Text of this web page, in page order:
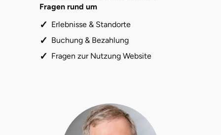
Fragen rund um
Erlebnisse & Standorte
Buchung & Bezahlung
Fragen zur Nutzung Website